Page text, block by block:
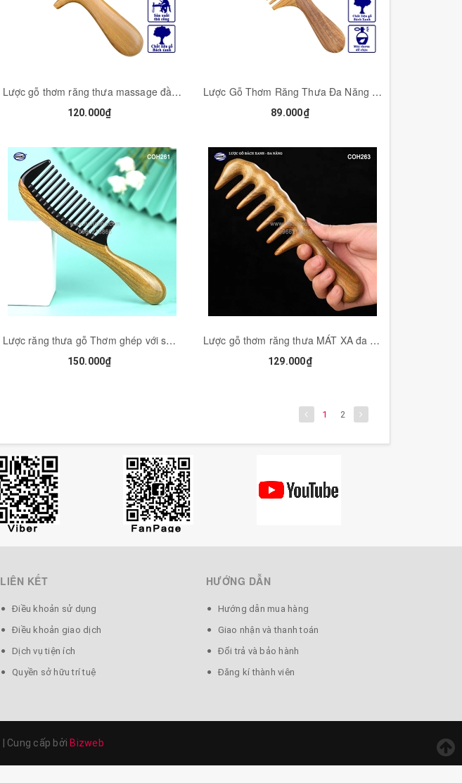
Lược gỗ thơm răng thưa massage đầu giúp lưu thông máu - Chải tóc xoăn, rối, xù (Size: XL - 20cm) - COH259 - HAHANCO
120.000₫
Lược Gỗ Thơm Răng Thưa Đa Năng HAHANCO Chuyên Chải Tóc Xoăn, Xù, Rối, Mát Xa - COH258
89.000₫
Lược răng thưa gỗ Thơm ghép với sừng tiện dụng (Size: XL-19,5cm) răng gép đẹp - COH261
150.000₫
Lược gỗ thơm răng thưa MÁT XA đa năng - Chải tóc xoăn, rối, xù - COH263
129.000₫
1 2
LIÊN KẾT
Điều khoản sử dụng
Điều khoản giao dịch
Dịch vụ tiện ích
Quyền sở hữu trí tuệ
HƯỚNG DẪN
Hướng dẫn mua hàng
Giao nhận và thanh toán
Đổi trả và bảo hành
Đăng kí thành viên
| Cung cấp bởiBizweb